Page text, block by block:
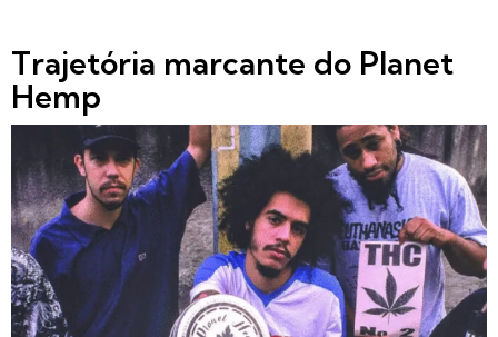
Trajetória marcante do Planet
Hemp